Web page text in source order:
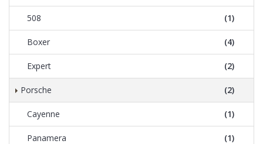
508 (1)
Boxer (4)
Expert (2)
Porsche (2)
Cayenne (1)
Panamera (1)